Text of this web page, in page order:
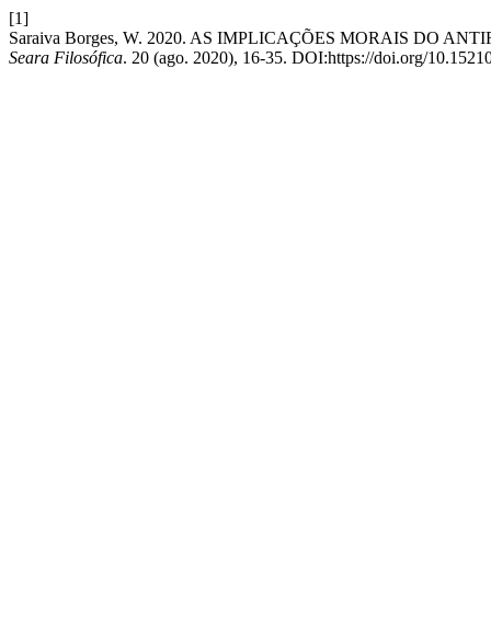
[1]
Saraiva Borges, W. 2020. AS IMPLICAÇÕES MORAIS DO
Seara Filosófica. 20 (ago. 2020), 16-35. DOI:https://doi.org/